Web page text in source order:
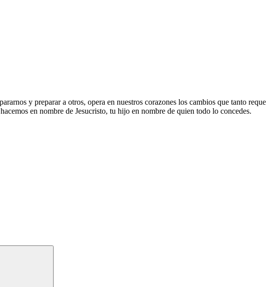
y preparar a otros, opera en nuestros corazones los cambios que tanto
en nombre de Jesucristo, tu hijo en nombre de quien todo lo concedes.